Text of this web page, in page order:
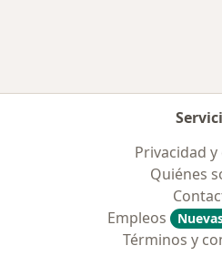
Privacidad
Quiénes
Empleos
Términos y